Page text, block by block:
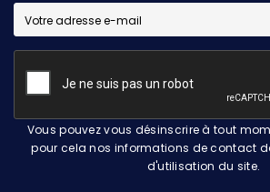
Vous pouvez vous désinscrire à tout
pour cela nos informations de contact
d'utilisation du site.